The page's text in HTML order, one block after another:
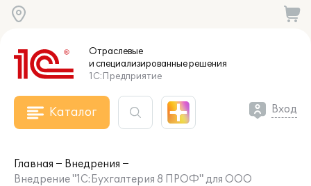
Отраслевые
и специализированныерешения
1С:Предприятие
Каталог Вход
Главная
Внедрения
Внедрение "1С:Бухгалтерия 8 ПРОФ" для ООО